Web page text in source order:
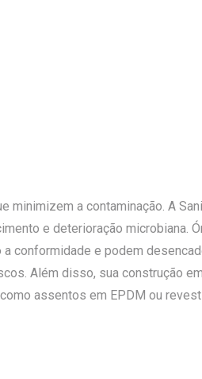
a contaminação. A
e deterioração microbiana.
conformidade e podem
Além disso, sua construção em
assentos em EPDM ou